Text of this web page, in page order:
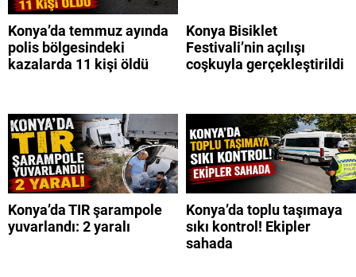
Konya’da temmuz ayında
polis bölgesindeki
kazalarda 11 kişi öldü
Konya Bisiklet
Festivali’nin açılışı
coşkuyla gerçekleştirildi
Konya’da TIR şarampole
yuvarlandı: 2 yaralı
Konya’da toplu taşımaya
sıkı kontrol! Ekipler
sahada